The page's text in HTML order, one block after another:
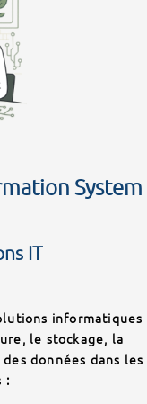
System
IT
informatiques
le stockage, la
données dans les
: